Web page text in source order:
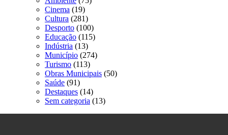
Cinema (19)
Cultura (281)
Desporto (100)
Educação (115)
Indústria (13)
Município (274)
Turismo (113)
Obras Municipais (50)
Saúde (91)
Destaques (14)
Sem categoria (13)